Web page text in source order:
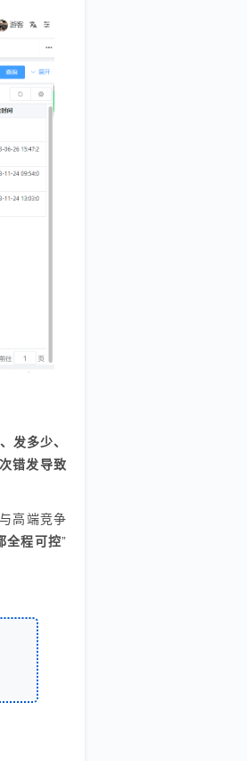
发多少、
错发导致
高端竞争
全程可控”